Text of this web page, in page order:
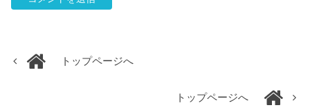
トップページへ
トップページへ